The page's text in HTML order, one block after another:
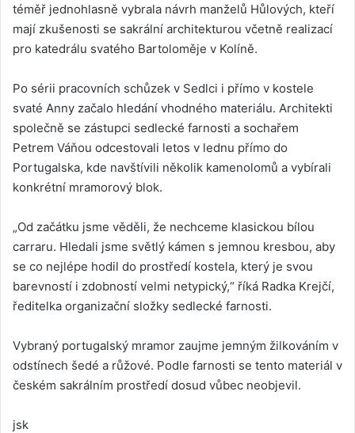
téměř jednohlasně vybrala návrh manželů Hůlových, kteří
mají zkušenosti se sakrální architekturou včetně realizací
pro katedrálu svatého Bartoloměje v Kolíně.
Po sérii pracovních schůzek v Sedlci i přímo v kostele
svaté Anny začalo hledání vhodného materiálu. Architekti
společně se zástupci sedlecké farnosti a sochařem
Petrem Váňou odcestovali letos v lednu přímo do
Portugalska, kde navštívili několik kamenolomů a vybírali
konkrétní mramorový blok.
„Od začátku jsme věděli, že nechceme klasickou bílou
carraru. Hledali jsme světlý kámen s jemnou kresbou, aby
se co nejlépe hodil do prostředí kostela, který je svou
barevností i zdobností velmi netypický,“ říká Radka Krejčí,
ředitelka organizační složky sedlecké farnosti.
Vybraný portugalský mramor zaujme jemným žilkováním v
odstínech šedé a růžové. Podle farnosti se tento materiál v
českém sakrálním prostředí dosud vůbec neobjevil.
jsk